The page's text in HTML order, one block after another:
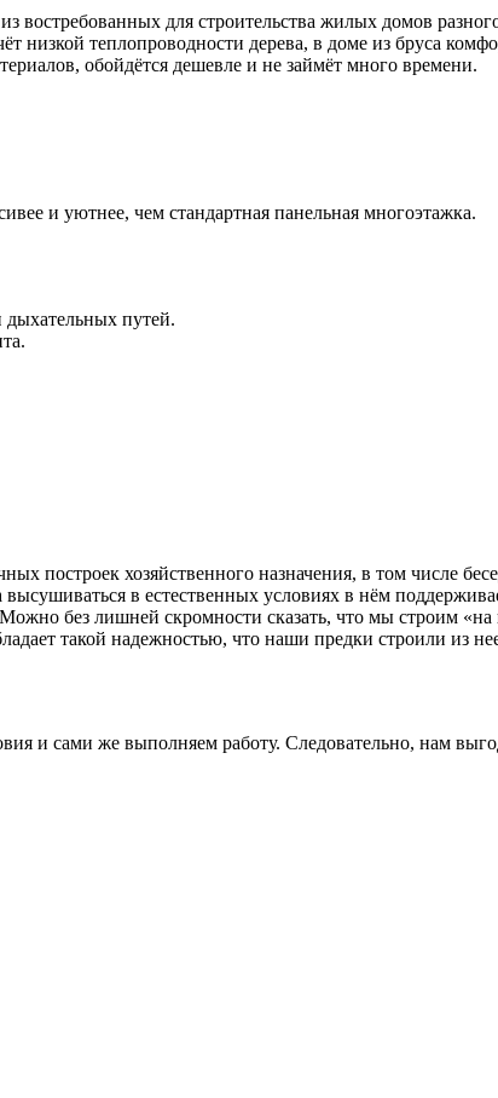
для строительства жилых домов
теплопроводности дерева, в доме из бруса
обойдётся дешевле и не займёт много времени.
и уютнее, чем стандартная панельная многоэтажка.
путей.
построек хозяйственного назначения, в том числе
в естественных условиях в нём
без лишней скромности сказать, что мы строим «на
такой надежностью, что наши предки строили из
и сами же выполняем работу. Следовательно, нам